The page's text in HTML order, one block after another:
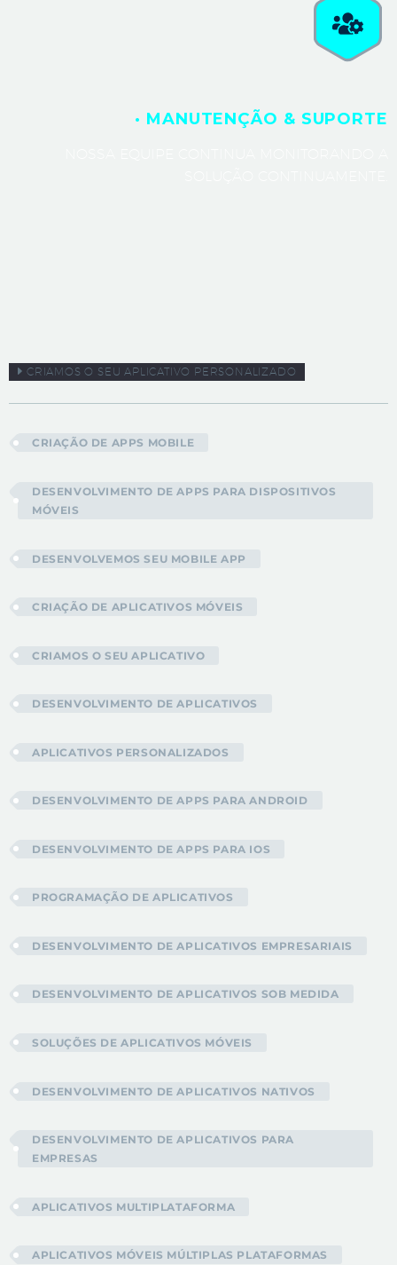
· MANUTENÇÃO & SUPORTE
CRIAMOS O SEU APLICATIVO PERSONALIZADO
CRIAÇÃO DE APPS MOBILE
DESENVOLVIMENTO DE APPS PARA DISPOSITIVOS
MÓVEIS
DESENVOLVEMOS SEU MOBILE APP
CRIAÇÃO DE APLICATIVOS MÓVEIS
CRIAMOS O SEU APLICATIVO
DESENVOLVIMENTO DE APLICATIVOS
APLICATIVOS PERSONALIZADOS
DESENVOLVIMENTO DE APPS PARA ANDROID
DESENVOLVIMENTO DE APPS PARA IOS
PROGRAMAÇÃO DE APLICATIVOS
DESENVOLVIMENTO DE APLICATIVOS EMPRESARIAIS
DESENVOLVIMENTO DE APLICATIVOS SOB MEDIDA
SOLUÇÕES DE APLICATIVOS MÓVEIS
DESENVOLVIMENTO DE APLICATIVOS NATIVOS
DESENVOLVIMENTO DE APLICATIVOS PARA
EMPRESAS
APLICATIVOS MULTIPLATAFORMA
APLICATIVOS MÓVEIS MÚLTIPLAS PLATAFORMAS